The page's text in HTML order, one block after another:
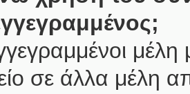
σε άλλα μέλη